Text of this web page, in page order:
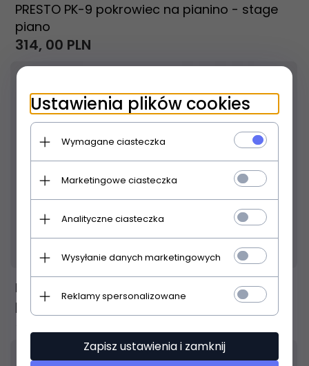
PRESTO PK-9 pokrowiec na pianino - stage
piano
314, 00 PLN
Hardbag QB03CM pokrowiec na keyboard
pianka 1cm 99/39/13 cm
Ustawienia plików cookies
Wymagane ciasteczka
Marketingowe ciasteczka
Analityczne ciasteczka
Wysyłanie danych marketingowych
Reklamy spersonalizowane
Zapisz ustawienia i zamknij